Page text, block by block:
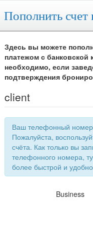
Пополнить счет
Здесь вы можете
платежом с
необходимо, если
подтверждения
client
Ваш телефонный номер
Пожалуйста,
счёта. Как только вы
телефонного номера,
более
Business